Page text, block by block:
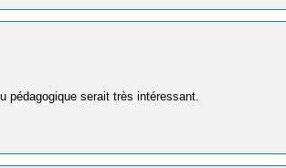
pédagogique serait très intéressant.